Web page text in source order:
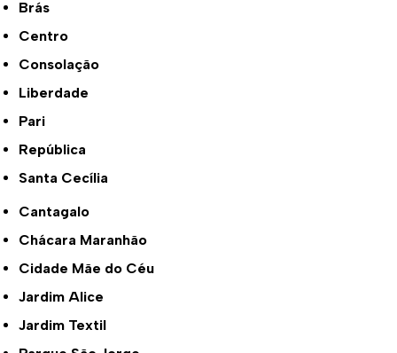
Brás
Centro
Consolação
Liberdade
Pari
República
Santa Cecília
Cantagalo
Chácara Maranhão
Cidade Mãe do Céu
Jardim Alice
Jardim Textil